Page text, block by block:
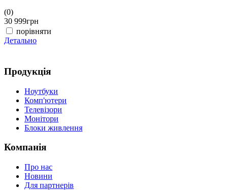
(0)
30 999грн
порівняти
Детально
Продукція
Ноутбуки
Комп'ютери
Телевізори
Монітори
Блоки живлення
Компанія
Про нас
Новини
Для партнерів